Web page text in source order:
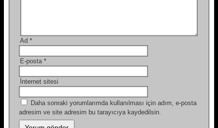
Ad *
E-posta *
İnternet sitesi
Daha sonraki yorumlarımda kullanılması için adım, e-posta
adresim ve site adresim bu tarayıcıya kaydedilsin.